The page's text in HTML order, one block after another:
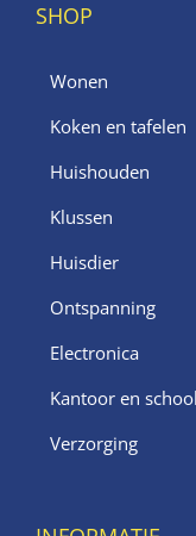
SHOP
Wonen
Koken en tafelen
Huishouden
Klussen
Huisdier
Ontspanning
Electronica
Kantoor en school
Verzorging